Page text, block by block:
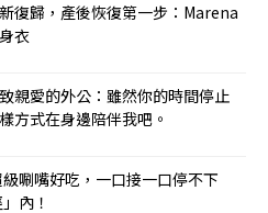
復歸，產後恢復第一步：Marena
衣
致親愛的外公：雖然你的時間停止
方式在身邊陪伴我吧。
唰嘴好吃，一口接一口停不下
內！